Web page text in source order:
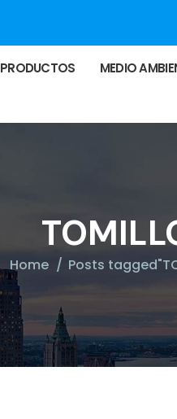
PRODUCTOS MEDIO
Home Posts